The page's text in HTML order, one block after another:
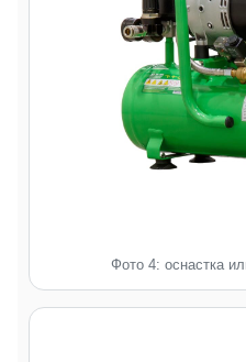
Фото 4: оснастка